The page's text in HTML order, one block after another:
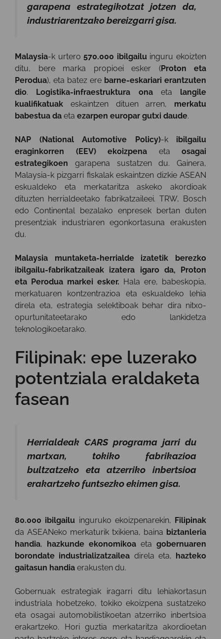
garapena estrategikotzat jotzen da,
industriarentzako bereizgarri gisa.
Malaysia-k urtero 570.000 ibilgailuinguru ekoizten
ditu, bere marka propioei esker (Proton eta
Perodua), eta batez ere barne-eskariari erantzuten
dio. Logistika-infraestruktura onaeta langile
kualifikatuak eskaintzen dituen arren, merkatu
babestua da eta ezarpen europar gutxi daude.
NAP (National Automotive Policy)-k ibilgailu
eraginkorren (EEV) ekoizpena eta osagai
estrategikoen garapena sustatzen du. Gainera,
Malaysia-k pizgarri fiskalak eskaintzen dizkie ASEAN
eskualdeko eta merkataritza askeko akordioak
dituzten herrialdeetako fabrikatzaileei. TRW, Bosch
edo Continental bezalako enpresek bertan duten
presentziak industriaren egonkortasuna erakusten
du.
Malaysia muntaketa-herrialde izatetik berezko
ibilgailu-fabrikatzaileak izatera igaro da, Proton
eta Perodua markei esker. Hala ere, babeskopia,
merkatuaren kontzentrazioa eta eskualdeko lehia
direla eta, estrategia selektiboak behar dira nitxo-
opurtunitateetarako edo lankidetza
teknologikoetarako.
Filipinak: epe luzerako
potentziala eraldaketa
fasean
Herrialdeak CARS programa jarri du
martxan, tokiko fabrikazioa
bultzatzeko eta atzerriko inbertsioa
erakartzeko funtsezko ekimen gisa.
80.000 ibilgailu inguruko ekoizpenarekin, Filipinak
da ASEANeko merkaturik txikiena, baina biztanleria
handia, hazkunde ekonomikoa eta gobernuaren
borondate industrializatzailea direla eta,
hazteko
gaitasun handia erakusten du.
Gobernuak estrategiak iragarri ditu lehiakortasun
industriala hobetzeko, tokiko ekoizpena sustatzeko
eta osagai automobilistikoetan atzerriko inbertsioa
erakartzeko. Hori guztia merkataritza akordioetan